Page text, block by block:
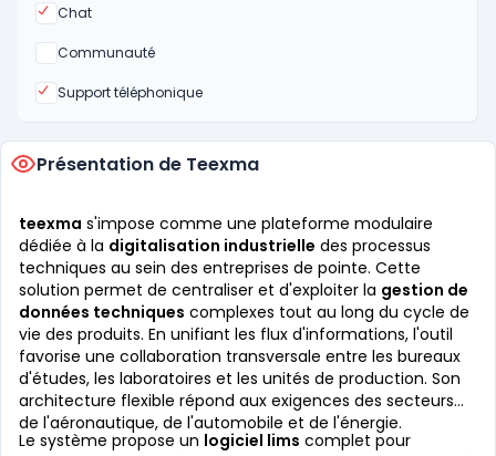
Chat
Oui
Communauté
Non
Support téléphonique
Oui
Présentation de Teexma
teexma s'impose comme une plateforme modulaire
dédiée à la digitalisation industrielle des processus
techniques au sein des entreprises de pointe. Cette
solution permet de centraliser et d'exploiter la gestion de
données techniques complexes tout au long du cycle de
vie des produits. En unifiant les flux d'informations, l'outil
favorise une collaboration transversale entre les bureaux
d'études, les laboratoires et les unités de production. Son
architecture flexible répond aux exigences des secteurs
de l'aéronautique, de l'automobile et de l'énergie.
Le système propose un logiciel lims complet pour